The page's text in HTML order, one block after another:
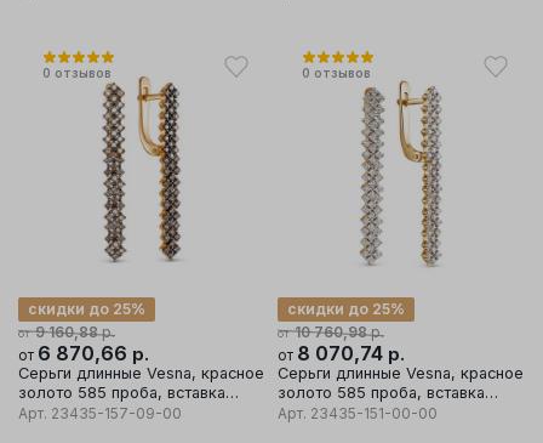
0 отзывов
от 9 160,88р.
скидки до 25%
от 6 870,66 р.
Серьги длинные Vesna, красное
золото 585 проба, вставка
бриллиант
Арт. 23435-157-09-00
0 отзывов
от 10 760,98р.
скидки до 25%
от 8 070,74 р.
Серьги длинные Vesna, красное
золото 585 проба, вставка
бриллиант
Арт. 23435-151-00-00